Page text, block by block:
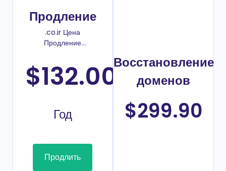
Продление
.co.ir Цена
Продление
$132.00
Год
Продлить
Восстановление
доменов
$299.90